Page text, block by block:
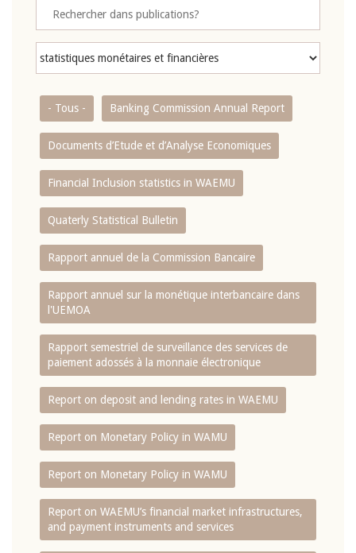
- Tous - Banking Commission Annual Report
Documents d’Etude et d’Analyse Economiques
Financial Inclusion statistics in WAEMU
Quaterly Statistical Bulletin
Rapport annuel de la Commission Bancaire
Rapport annuel sur la monétique interbancaire dans
l'UEMOA
Rapport semestriel de surveillance des services de
paiement adossés à la monnaie électronique
Report on deposit and lending rates in WAEMU
Report on Monetary Policy in WAMU
Report on Monetary Policy in WAMU
Report on WAEMU’s financial market infrastructures,
and payment instruments and services